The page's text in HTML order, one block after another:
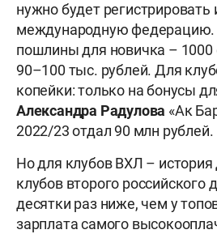
нужно будет регистрировать
международную федерацию.
пошлины для новичка –
90–100 тыс. рублей. Для
копейки: только на бонусы
Александра Радулова «Ак
2022/23 отдал 90 млн рублей.
Но для клубов ВХЛ –
клубов второго российского
десятки раз ниже, чем у
зарплата самого